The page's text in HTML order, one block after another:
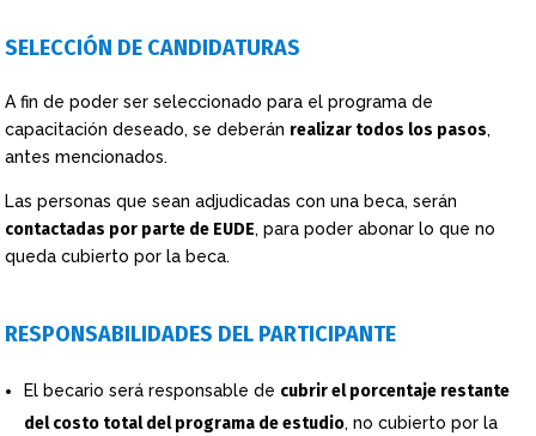
SELECCIÓN DE CANDIDATURAS
A fin de poder ser seleccionado para el programa de
capacitación deseado, se deberán realizar todos los pasos,
antes mencionados.
Las personas que sean adjudicadas con una beca, serán
contactadas por parte de EUDE, para poder abonar lo que no
queda cubierto por la beca.
RESPONSABILIDADES DEL PARTICIPANTE
El becario será responsable de cubrir el porcentaje restante
del costo total del programa de estudio, no cubierto por la